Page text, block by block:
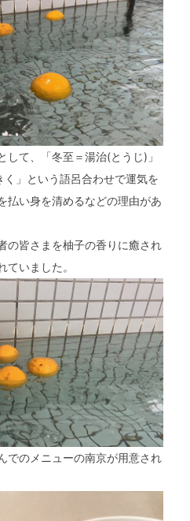
て、「冬至＝湯治(とうじ)」
く」という語呂合わせで運気を
払い身を清めるなどの理由があ
の皆さまを柚子の香りに癒され
いました。
でのメニューの南京が用意され